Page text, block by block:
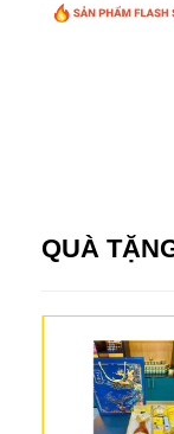
QUÀ